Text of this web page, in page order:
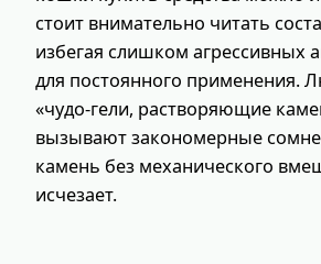
стоит внимательно читать
избегая слишком агрессивных
для постоянного применения.
«чудо‑гели, растворяющие
вызывают закономерные
камень без механического
исчезает.